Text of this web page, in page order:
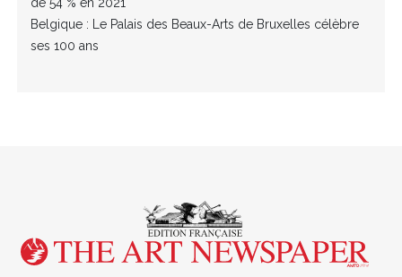
Belgique : Le Palais des Beaux-Arts de Bruxelles célèbre
ses 100 ans